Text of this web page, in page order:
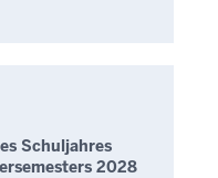
Schuljahres
2028